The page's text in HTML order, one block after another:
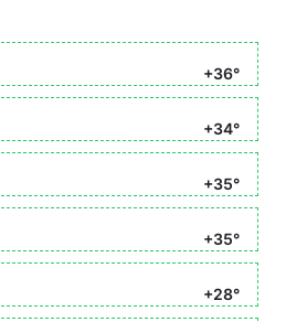
+36°
+34°
+35°
+35°
+28°